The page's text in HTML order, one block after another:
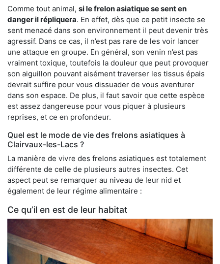
Comme tout animal, si le frelon asiatique se sent en
danger il répliquera. En effet, dès que ce petit insecte se
sent menacé dans son environnement il peut devenir très
agressif. Dans ce cas, il n’est pas rare de les voir lancer
une attaque en groupe. En général, son venin n’est pas
vraiment toxique, toutefois la douleur que peut provoquer
son aiguillon pouvant aisément traverser les tissus épais
devrait suffire pour vous dissuader de vous aventurer
dans son espace. De plus, il faut savoir que cette espèce
est assez dangereuse pour vous piquer à plusieurs
reprises, et ce en profondeur.
Quel est le mode de vie des frelons asiatiques à
Clairvaux-les-Lacs ?
La manière de vivre des frelons asiatiques est totalement
différente de celle de plusieurs autres insectes. Cet
aspect peut se remarquer au niveau de leur nid et
également de leur régime alimentaire :
Ce qu’il en est de leur habitat